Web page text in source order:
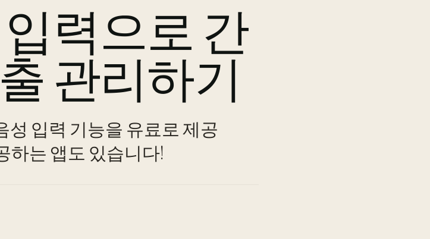
력으로 간
관리하기
성 입력 기능을 유료로 제공
하는 앱도 있습니다!